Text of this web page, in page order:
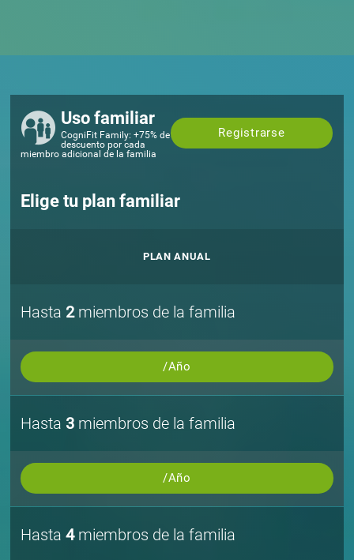
Uso familiar
Registrarse
CogniFit Family: +75% de
descuento por cada
miembro adicional de la familia
Elige tu plan familiar
PLAN ANUAL
Hasta 2miembros de la familia
/Año
Hasta 3 miembros de la familia
/Año
Hasta4miembros de la familia